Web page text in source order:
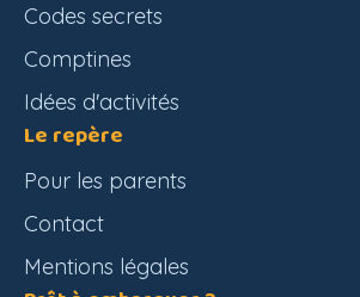
Codes secrets
Comptines
Idées d'activités
Le repère
Pour les parents
Contact
Mentions légales